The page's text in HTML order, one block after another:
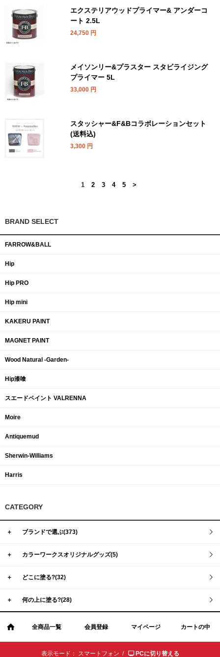
エクステリアウッドプライマー& アンダーコ
ート 2.5L
24,750 円
メイソンリー&プラスター スタビライジング
プライマー 5L
33,000 円
スタッシャー&F&Bコラボレーションセット
(送料込)
3,300 円
1 2 3 4 5 >
BRAND SELECT
FARROW&BALL
Hip
Hip PRO
Hip mini
KAKERU PAINT
MAGNET PAINT
Wood Natural -Garden-
Hip漆喰
スエードペイント VALRENNA
Moire
Antiquemud
Sherwin-Williams
Harris
CATEGORY
＋ ブランドで選ぶ(373)
＋ カラーワークスオリジナルグッズ(5)
＋ どこに塗る?(32)
＋ 何の上に塗る?(28)
全商品一覧 会員登録 マイページ カートの中
表示モード： スマートフォン / PCに切り替える